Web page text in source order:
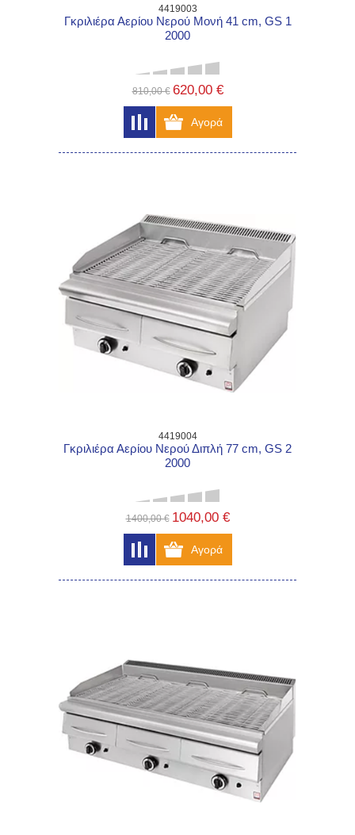
4419003
Γκριλιέρα Αερίου Νερού Μονή 41 cm, GS 1
2000
810,00 € 620,00 €
4419004
Γκριλιέρα Αερίου Νερού Διπλή 77 cm, GS 2
2000
1400,00 € 1040,00 €